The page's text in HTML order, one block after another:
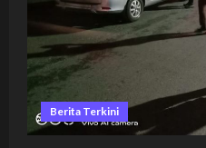
RANGKA
PENCEGAHAN
PENYEBARAN
COVID
19
KOTA
TANJUNGBALAI
Berita Terkini